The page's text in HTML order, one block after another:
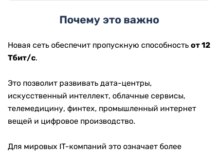
Почему это важно
Новая сеть обеспечит пропускную способность от 12
Тбит/с.
Это позволит развивать дата-центры,
искусственный интеллект, облачные сервисы,
телемедицину, финтех, промышленный интернет
вещей и цифровое производство.
Для мировых IT-компаний это означает более